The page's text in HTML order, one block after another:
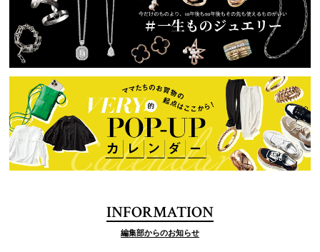
INFORMATION
編集部からのお知らせ